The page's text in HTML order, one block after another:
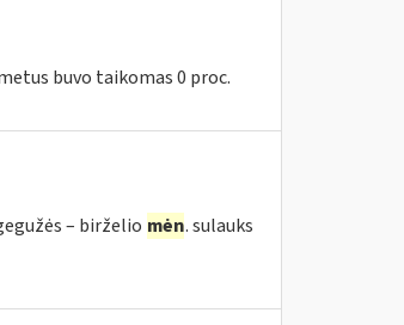
buvo taikomas 0 proc.
– birželio mėn. sulauks